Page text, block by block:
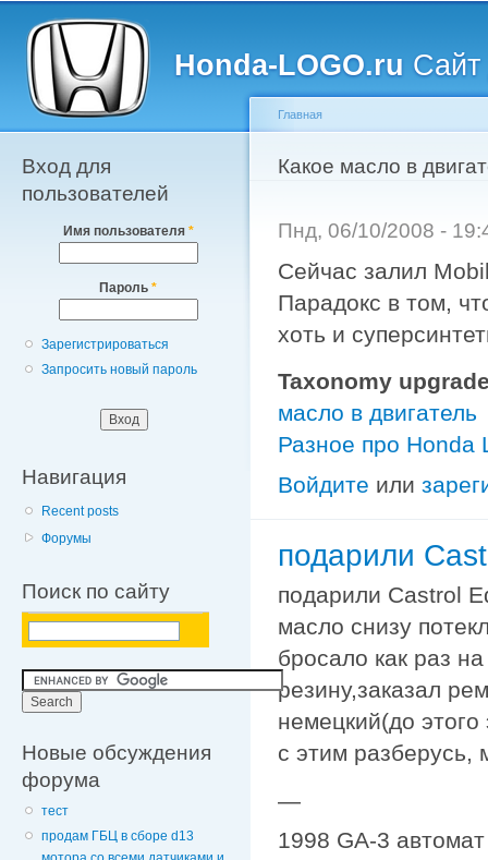
Honda-LOGO.ru Сайт
Главное меню
Вход для
пользователей
Имя пользователя *
Пароль *
Зарегистрироваться
Запросить новый пароль
Навигация
Recent posts
Форумы
Поиск по сайту
Новые обсуждения
форума
тест
продам ГБЦ в сборе d13
Вы здесь
Главная
Какое масло в
Пнд, 06/10/2008 -
Сейчас залил
Парадокс в том,
хоть и
Taxonomy
масло в двигатель
Разное про Honda
Войдите или
подарили
подарили Castrol
масло снизу
бросало как раз
резину,заказал
немецкий(до этого
с этим разберусь,
—
1998 GA-3